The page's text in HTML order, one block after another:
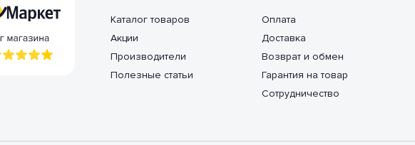
Каталог товаров
Акции
Производители
Полезные статьи
Оплата
Доставка
Возврат и обмен
Гарантия на товар
Сотрудничество